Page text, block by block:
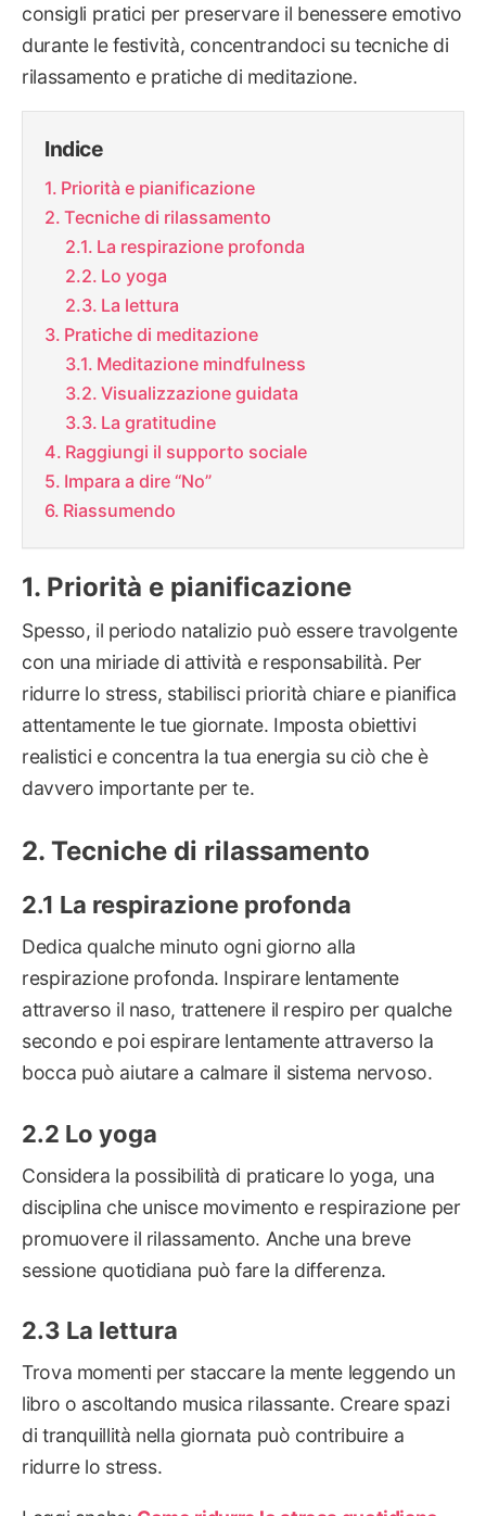
consigli pratici per preservare il benessere emotivo
durante le festività, concentrandoci su tecniche di
rilassamento e pratiche di meditazione.
Indice
Priorità e pianificazione
Tecniche di rilassamento
La respirazione profonda
Lo yoga
La lettura
Pratiche di meditazione
Meditazione mindfulness
Visualizzazione guidata
La gratitudine
Raggiungi il supporto sociale
Impara a dire “No”
Riassumendo
Priorità e pianificazione
Spesso, il periodo natalizio può essere travolgente
con una miriade di attività e responsabilità. Per
ridurre lo stress, stabilisci priorità chiare e pianifica
attentamente le tue giornate. Imposta obiettivi
realistici e concentra la tua energia su ciò che è
davvero importante per te.
Tecniche di rilassamento
La respirazione profonda
Dedica qualche minuto ogni giorno alla
respirazione profonda. Inspirare lentamente
attraverso il naso, trattenere il respiro per qualche
secondo e poi espirare lentamente attraverso la
bocca può aiutare a calmare il sistema nervoso.
Lo yoga
Considera la possibilità di praticare lo yoga, una
disciplina che unisce movimento e respirazione per
promuovere il rilassamento. Anche una breve
sessione quotidiana può fare la differenza.
La lettura
Trova momenti per staccare la mente leggendo un
libro o ascoltando musica rilassante. Creare spazi
di tranquillità nella giornata può contribuire a
ridurre lo stress.